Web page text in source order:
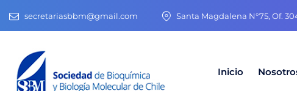
secretariasbbm@gmail.com Santa Magdalena N°75, Of.
Inicio